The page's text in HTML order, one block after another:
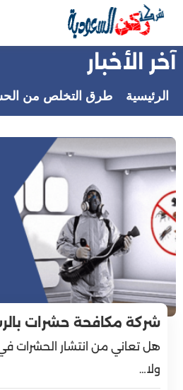
التجاوز
المحتوى
آخر الأخبار
الرئيسية طرق التخلص من
شركة مكافحة حشرات
هل تعاني من انتشار الحشرات
ولا…